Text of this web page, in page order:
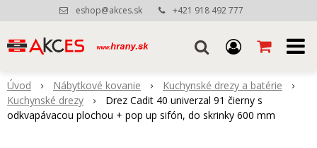
eshop@akces.sk +421 918 492 777
Úvod Nábytkové kovanie
Kuchynské drezy a batérie
Kuchynské drezy
Drez Cadit 40 univerzal 91 čierny s
odkvapávacou plochou + pop up sifón, do skrinky 600 mm